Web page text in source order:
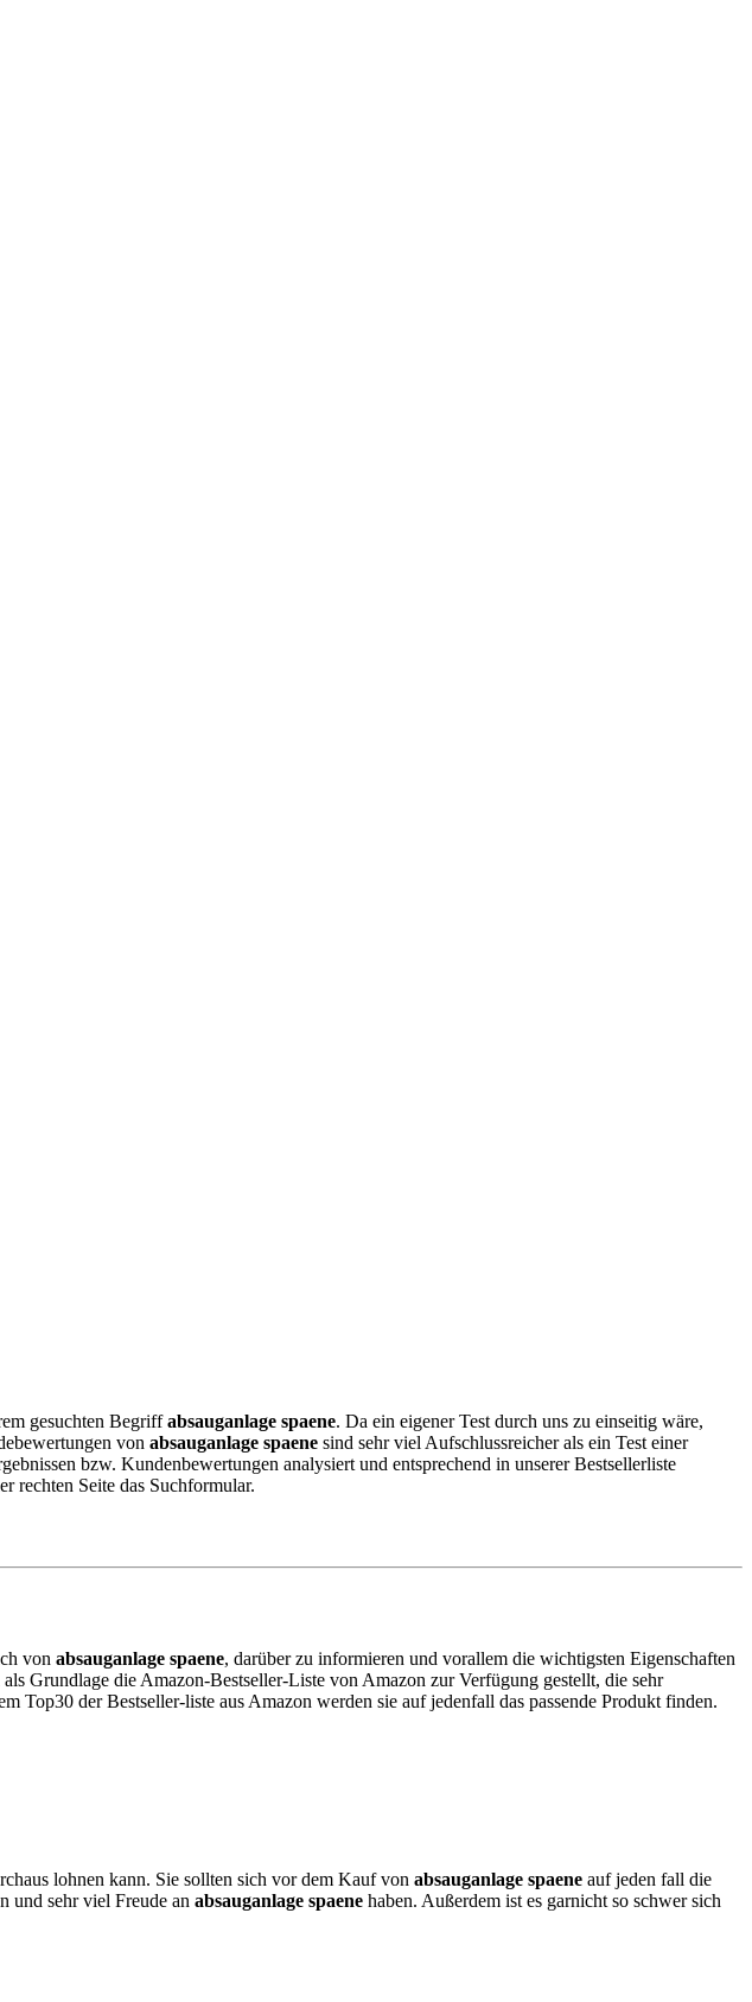
gesuchten Begriffabsauganlage spaene. Da ein eigener Test durch uns zu einseitig wäre,
von absauganlage spaene sind sehr viel Aufschlussreicher als ein Test einer
bzw. Kundenbewertungen analysiert und entsprechend in unserer Bestsellerliste
rechten Seite das Suchformular.
von absauganlage spaene, darüber zu informieren und vorallem die wichtigsten Eigenschaften
Grundlage die Amazon-Bestseller-Liste von Amazon zur Verfügung gestellt, die sehr
Top30 der Bestseller-liste aus Amazon werden sie auf jedenfall das passende Produkt finden.
lohnen kann. Sie sollten sich vor dem Kauf von absauganlage spaene auf jeden fall die
und sehr viel Freude an absauganlage spaene haben. Außerdem ist es garnicht so schwer sich